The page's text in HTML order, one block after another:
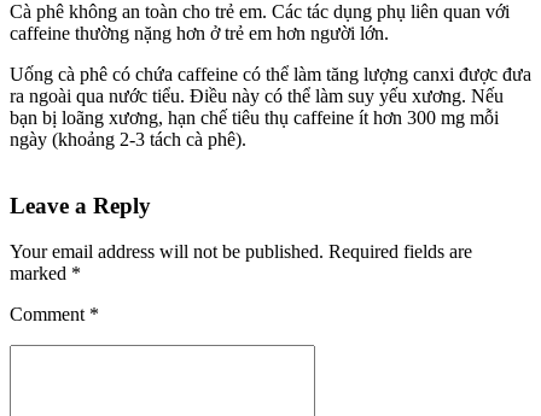
Cà phê không an toàn cho trẻ em. Các tác dụng phụ liên quan với
caffeine thường nặng hơn ở trẻ em hơn người lớn.
Uống cà phê có chứa caffeine có thể làm tăng lượng canxi được đưa
ra ngoài qua nước tiểu. Điều này có thể làm suy yếu xương. Nếu
bạn bị loãng xương, hạn chế tiêu thụ caffeine ít hơn 300 mg mỗi
ngày (khoảng 2-3 tách cà phê).
Leave a Reply
Your email address will not be published. Required fields are
marked *
Comment *